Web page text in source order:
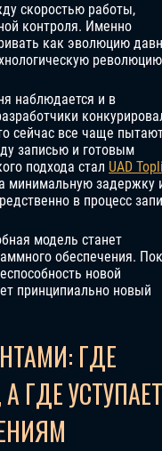
скоростью работы,
контроля. Именно
как эволюцию
наблюдается и в
сейчас все чаще
записью и готовым
подхода стал UAD
минимальную задержку
в процесс
модель станет
обеспечения.
новой
принципиально новый
ГДЕ
ГДЕ УСТУПАЕТ